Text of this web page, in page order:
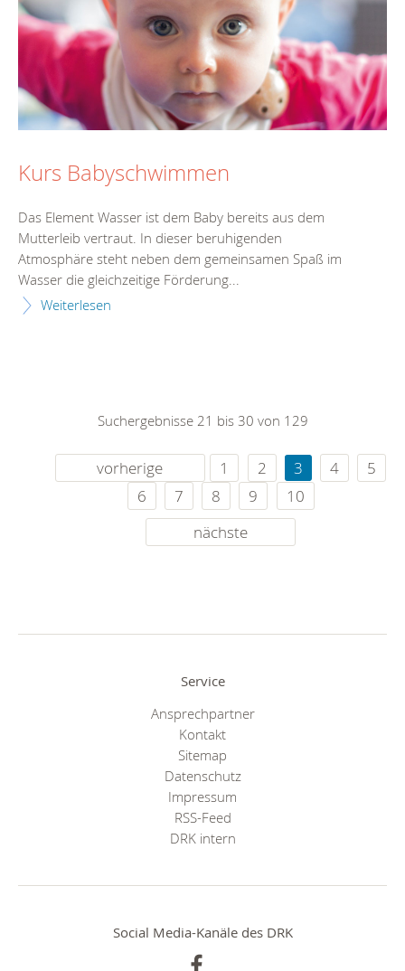
Kurs Babyschwimmen
Das Element Wasser ist dem Baby bereits aus dem
Mutterleib vertraut. In dieser beruhigenden
Atmosphäre steht neben dem gemeinsamen Spaß im
Wasser die gleichzeitige Förderung...
Weiterlesen
Suchergebnisse 21 bis 30 von 129
vorherige 1 2 3 4
5
6
7 8 9
10
nächste
Service
Ansprechpartner
Kontakt
Sitemap
Datenschutz
Impressum
RSS-Feed
DRK intern
Social Media-Kanäle des DRK